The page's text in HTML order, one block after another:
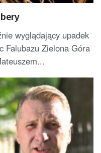
wyglądający upadek
Falubazu Zielona Góra